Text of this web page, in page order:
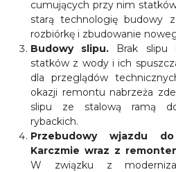
cumujących przy nim
starą technologię budowy
rozbiórkę i zbudowanie
Budowy slipu. Brak slipu
statków z wody i ich
dla przeglądów
okazji remontu nabrzeża
slipu ze stalową ramą
rybackich.
Przebudowy wjazdu
Karczmie wraz z
W związku z